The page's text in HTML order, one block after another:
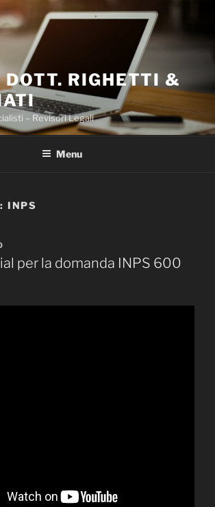
DOTT. RIGHETTI &
– Revisori Legali
Menu
INPS
per la domanda INPS 600